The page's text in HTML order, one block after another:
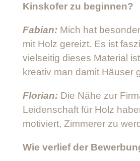
Kinskofer zu beginnen?
Fabian:Mich hat
mit Holz gereizt. Es ist
vielseitig dieses Material
kreativ man damit Häuser
Florian:Die Nähe zur
Leidenschaft für Holz
motiviert, Zimmerer zu
Wie verlief der